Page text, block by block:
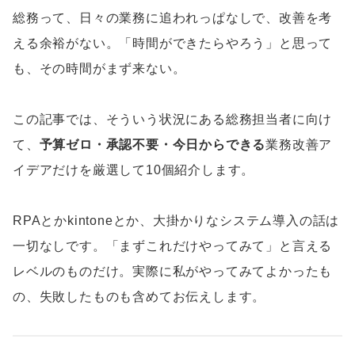
総務って、日々の業務に追われっぱなしで、改善を考
える余裕がない。「時間ができたらやろう」と思って
も、その時間がまず来ない。
この記事では、そういう状況にある総務担当者に向け
て、 予算ゼロ・承認不要・今日からできる業務改善ア
イデアだけを厳選して10個紹介します。
RPAとかkintoneとか、大掛かりなシステム導入の話は
一切なしです。「まずこれだけやってみて」と言える
レベルのものだけ。実際に私がやってみてよかったも
の、失敗したものも含めてお伝えします。